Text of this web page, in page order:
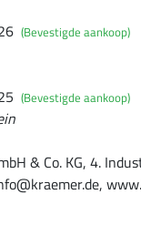
(Bevestigde aankoop)
(Bevestigde aankoop)
& Co. KG, 4.